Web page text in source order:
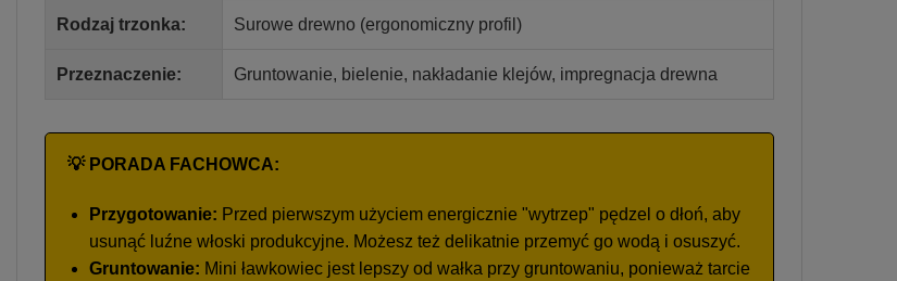
Rodzaj trzonka: Surowe drewno (ergonomiczny profil)
Przeznaczenie: Gruntowanie, bielenie, nakładanie klejów, impregnacja drewna
💡 PORADA FACHOWCA:
Przygotowanie: Przed pierwszym użyciem energicznie "wytrzep" pędzel o dłoń, aby
usunąć luźne włoski produkcyjne. Możesz też delikatnie przemyć go wodą i osuszyć.
Gruntowanie: Mini ławkowiec jest lepszy od wałka przy gruntowaniu, ponieważ tarcie